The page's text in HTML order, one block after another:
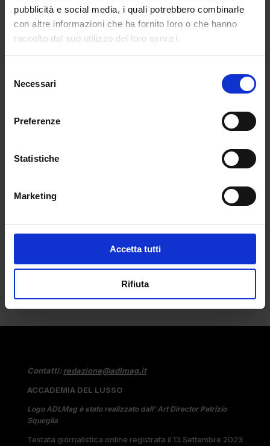
pubblicità e social media, i quali potrebbero combinarle
con altre informazioni che ha fornito loro o che hanno
raccolto dal suo utilizzo dei loro servizi.
delNecessari
Preferenze
Statistiche
Marketing
Accetta tutti
Rifiuta
aspettare il nuovo anno
"Cosa...
Contatti:redazione@adlmag.it
ACCADEMIA DEL LUSSO
Logo ADLMag è stato realizzato dall’ Art Director Patrizio
Squeglia
Testata giornalistica online registrata il 13 Settembre 2023